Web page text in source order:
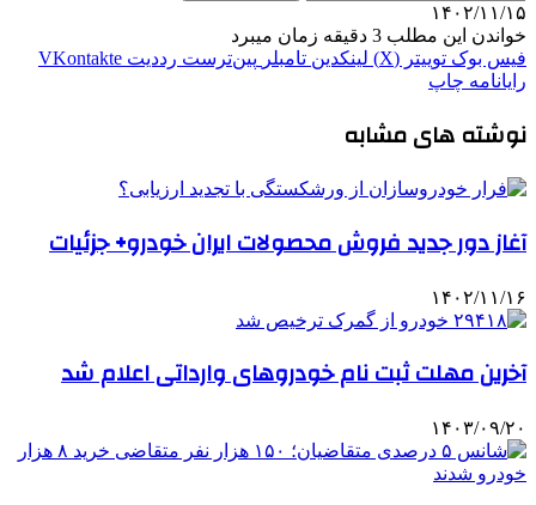
۱۴۰۲/۱۱/۱۵
خواندن این مطلب 3 دقیقه زمان میبرد
فیس بوک توییتر (X) لینکدین ‫تامبلر ‫پین‌ترست ‫رددیت ‫VKontakte
رایانامه چاپ
نوشته های مشابه
آغاز دور جدید فروش محصولات ایران خودرو+ جزئیات
۱۴۰۲/۱۱/۱۶
آخرین مهلت ثبت نام خودروهای وارداتی اعلام شد
۱۴۰۳/۰۹/۲۰